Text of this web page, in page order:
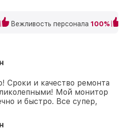
Вежливость персонала 100%
Сроки и качество ремонта
Мой монитор
и быстро. Все супер,